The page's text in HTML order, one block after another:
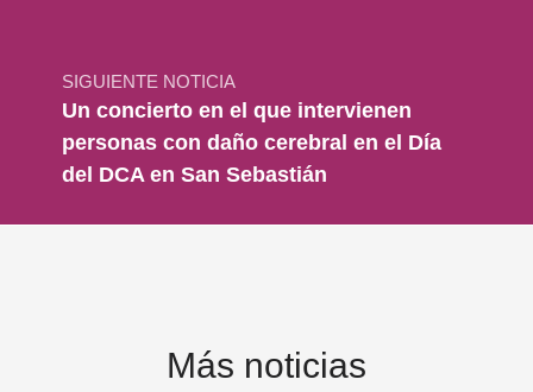
SIGUIENTE NOTICIA
Un concierto en el que intervienen
personas con daño cerebral en el Día
del DCA en San Sebastián
Más noticias